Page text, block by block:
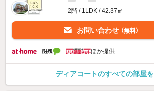
2階 / 1LDK / 42.37㎡
お問い合わせ （無料）
ほか提供
ディアコートのすべての部屋